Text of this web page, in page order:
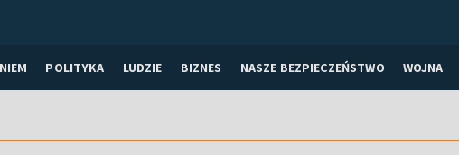
POLITYKA LUDZIE BIZNES NASZE BEZPIECZEŃSTWO WOJNA